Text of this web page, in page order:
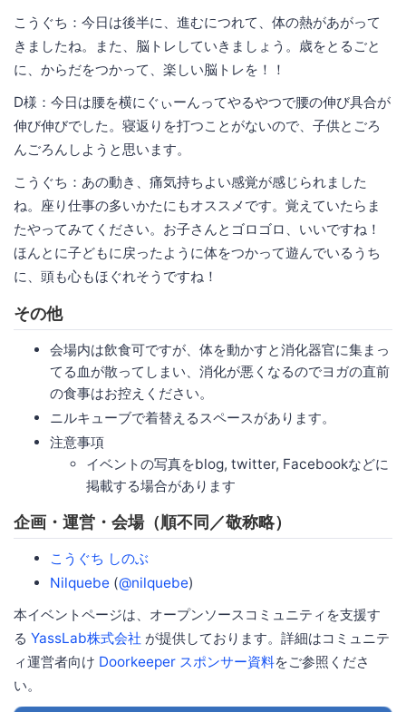
こうぐち：今日は後半に、進むにつれて、体の熱があがって
きましたね。また、脳トレしていきましょう。歳をとるごと
に、からだをつかって、楽しい脳トレを！！
D様：今日は腰を横にぐぃーんってやるやつで腰の伸び具合が
伸び伸びでした。寝返りを打つことがないので、子供とごろ
んごろんしようと思います。
こうぐち：あの動き、痛気持ちよい感覚が感じられました
ね。座り仕事の多いかたにもオススメです。覚えていたらま
たやってみてください。お子さんとゴロゴロ、いいですね！
ほんとに子どもに戻ったように体をつかって遊んでいるうち
に、頭も心もほぐれそうですね！
その他
会場内は飲食可ですが、体を動かすと消化器官に集まっ
てる血が散ってしまい、消化が悪くなるのでヨガの直前
の食事はお控えください。
ニルキューブで着替えるスペースがあります。
注意事項
イベントの写真をblog, twitter, Facebookなどに
掲載する場合があります
企画・運営・会場（順不同／敬称略）
こうぐち しのぶ
Nilquebe (@nilquebe)
本イベントページは、オープンソースコミュニティを支援す
る YassLab株式会社 が提供しております。詳細はコミュニテ
ィ運営者向け Doorkeeper スポンサー資料をご参照くださ
い。